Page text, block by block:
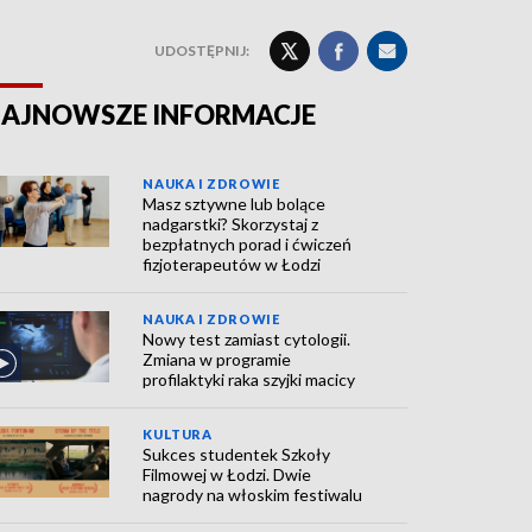
UDOSTĘPNIJ:
INFORMACJE
NAUKA I ZDROWIE
Masz sztywne lub bolące
nadgarstki? Skorzystaj z
bezpłatnych porad i ćwiczeń
fizjoterapeutów w Łodzi
NAUKA I ZDROWIE
Nowy test zamiast cytologii.
Zmiana w programie
profilaktyki raka szyjki macicy
KULTURA
Sukces studentek Szkoły
Filmowej w Łodzi. Dwie
nagrody na włoskim festiwalu